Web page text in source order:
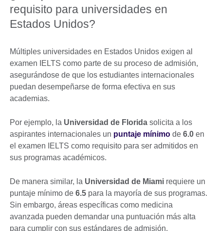
requisito para universidades en
Estados Unidos?
Múltiples universidades en Estados Unidos exigen al
examen IELTS como parte de su proceso de admisión,
asegurándose de que los estudiantes internacionales
puedan desempeñarse de forma efectiva en sus
academias.
Por ejemplo, la Universidad de Florida solicita a los
aspirantes internacionales un puntaje mínimo de 6.0 en
el examen IELTS como requisito para ser admitidos en
sus programas académicos.
De manera similar, la Universidad de Miami requiere un
puntaje mínimo de 6.5 para la mayoría de sus programas.
Sin embargo, áreas específicas como medicina
avanzada pueden demandar una puntuación más alta
para cumplir con sus estándares de admisión.